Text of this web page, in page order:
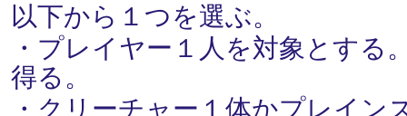
以下から１つを選ぶ。
・プレイヤー１人を対象とす
得る。
・クリーチャー１体かプレイ